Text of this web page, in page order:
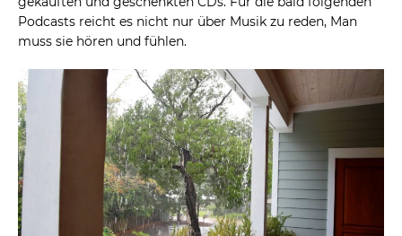
Podcasts reicht es nicht nur über Musik zu reden, Man
muss sie hören und fühlen.